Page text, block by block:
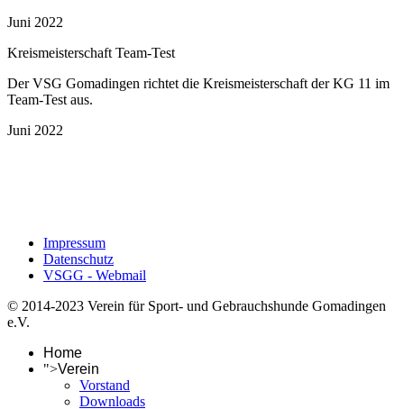
Juni 2022
Kreismeisterschaft Team-Test
Der VSG Gomadingen richtet die Kreismeisterschaft der KG 11 im
Team-Test aus.
Juni 2022
Impressum
Datenschutz
VSGG - Webmail
© 2014-2023 Verein für Sport- und Gebrauchshunde Gomadingen
e.V.
Home
">Verein
Vorstand
Downloads